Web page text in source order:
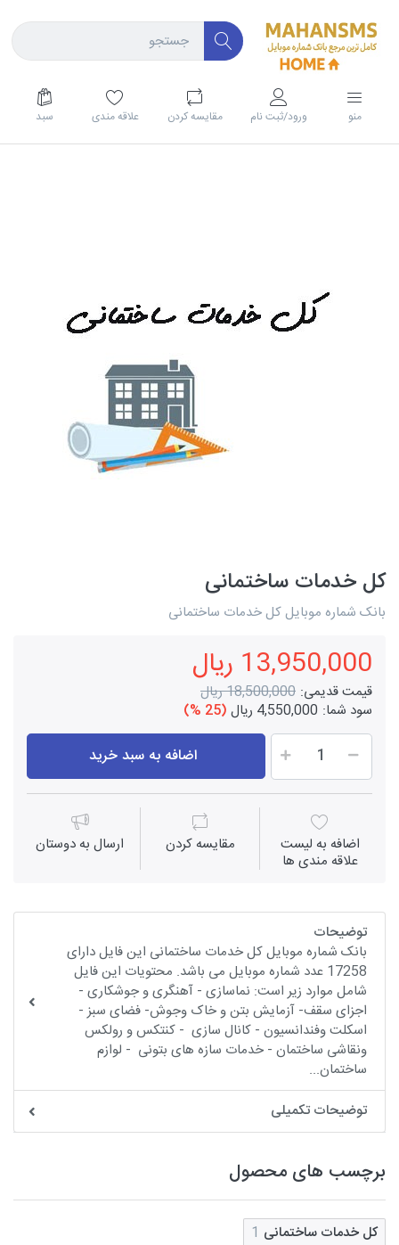
منو ورود/ثبت نام مقايسه كردن علاقه مندی سبد
کل خدمات ساختمانی
بانک شماره موبایل کل خدمات ساختمانی
13,950,000 ریال
قیمت قدیمی: 18,500,000 ریال
سود شما: 4,550,000 ریال (25 %)
اضافه به سبد خرید
اضافه به لیست
علاقه مندی ها
مقايسه كردن ارسال به دوستان
توضیحات
بانک شماره موبایل کل خدمات ساختمانی این فایل دارای
17258 عدد شماره موبایل می باشد. محتویات این فایل
شامل موارد زیر است: نماسازی - آهنگری و جوشکاری -
اجزای سقف- آزمایش بتن و خاک وجوش- فضای سبز -
اسکلت وفندانسیون - کانال سازی - کنتکس و رولکس
ونقاشی ساختمان - خدمات سازه های بتونی - لوازم
ساختمان...
توضیحات تکمیلی
برچسب های محصول
کل خدمات ساختمانی 1